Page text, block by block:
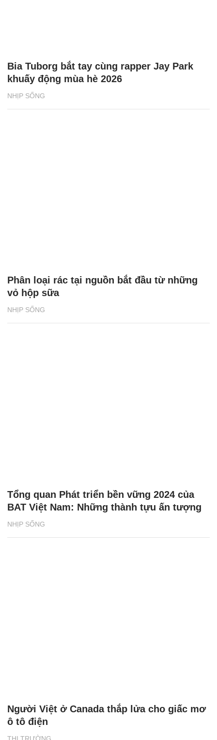
NHỊP SỐNG
Bia Tuborg bắt tay cùng rapper Jay Park
khuấy động mùa hè 2026
NHỊP SỐNG
Phân loại rác tại nguồn bắt đầu từ những
vỏ hộp sữa
NHỊP SỐNG
Tổng quan Phát triển bền vững 2024 của
BAT Việt Nam: Những thành tựu ấn tượng
THỊ TRƯỜNG
Người Việt ở Canada thắp lửa cho giấc mơ
ô tô điện